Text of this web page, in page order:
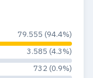
79.555 (94.4%)
3.585 (4.3%)
732 (0.9%)